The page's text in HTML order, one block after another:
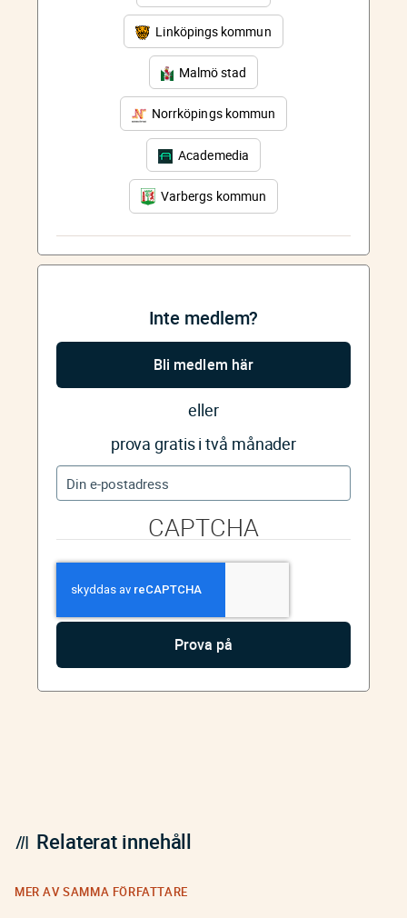
Linköpings kommun
Malmö stad
Norrköpings kommun
Academedia
Varbergs kommun
Inte medlem?
Bli medlem här
eller
prova gratis i två månader
CAPTCHA
Relaterat innehåll
MER AV SAMMA FÖRFATTARE